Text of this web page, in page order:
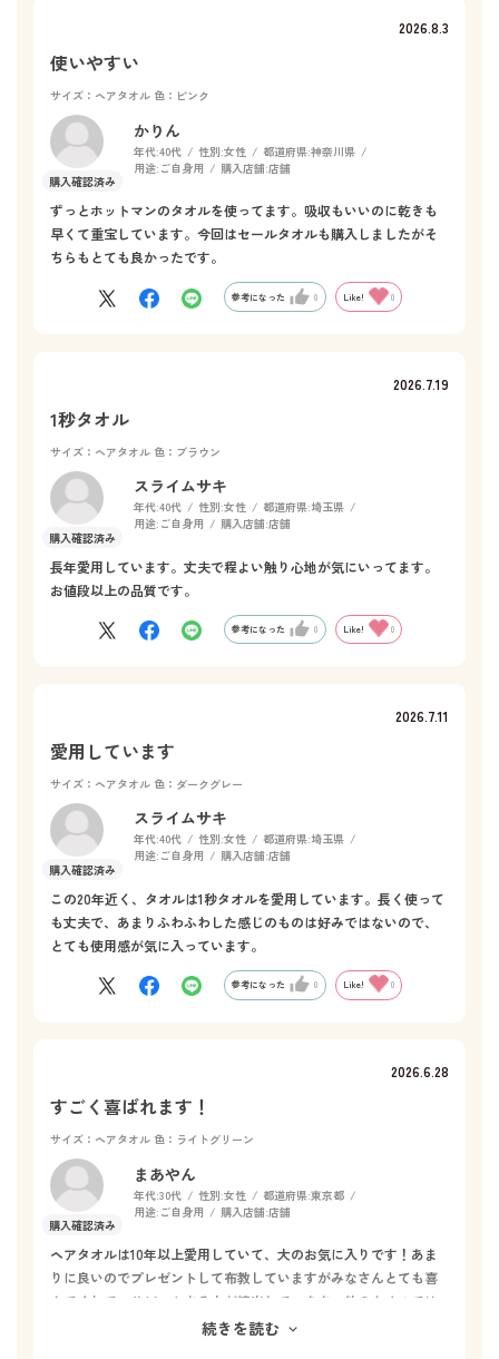
2026.8.3
使いやすい
サイズ：ヘアタオル 色：ピンク
かりん
年代:40代 性別:女性 都道府県:神奈川県
用途: ご自身用 購入店舗:店舗
ずっとホットマンのタオルを使ってます。吸収もいいのに乾きも
早くて重宝しています。今回はセールタオルも購入しましたがそ
ちらもとても良かったです。
参考になった 0 Like! 0
2026.7.19
1秒タオル
サイズ：ヘアタオル 色：ブラウン
スライムサキ
年代:40代 性別:女性 都道府県:埼玉県
用途: ご自身用 購入店舗:店舗
長年愛用しています。丈夫で程よい触り心地が気にいってます。
お値段以上の品質です。
参考になった 0 Like! 0
2026.7.11
愛用しています
サイズ：ヘアタオル 色：ダークグレー
スライムサキ
年代:40代 性別:女性 都道府県:埼玉県
用途: ご自身用 購入店舗:店舗
この20年近く、タオルは1秒タオルを愛用しています。長く使って
も丈夫で、あまりふわふわした感じのものは好みではないので、
とても使用感が気に入っています。
参考になった 0 Like! 0
2026.6.28
すごく喜ばれます！
サイズ：ヘアタオル 色：ライトグリーン
まあやん
年代:30代 性別:女性 都道府県:東京都
用途: ご自身用 購入店舗:店舗
ヘアタオルは10年以上愛用していて、大のお気に入りです！あま
りに良いのでプレゼントして布教していますがみなさんとても喜
んでくれて、リピートする人が続出しています。他のタオルでは
ドライヤーの時間もかかるし、髪へのダメージも気になるので、
続きを読む